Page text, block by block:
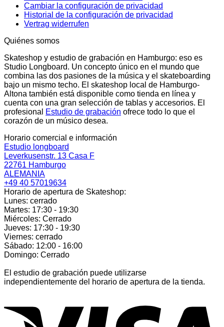
Cambiar la configuración de privacidad
Historial de la configuración de privacidad
Vertrag widerrufen
Quiénes somos
Skateshop y estudio de grabación en Hamburgo: eso es
Studio Longboard. Un concepto único en el mundo que
combina las dos pasiones de la música y el skateboarding
bajo un mismo techo. El skateshop local de Hamburgo-
Altona también está disponible como tienda en línea y
cuenta con una gran selección de tablas y accesorios. El
profesional
Estudio de grabación ofrece todo lo que el
corazón de un músico desea.
Horario comercial e información
Estudio longboard
Leverkusenstr. 13 Casa F
22761 Hamburgo
ALEMANIA
+49 40 57019634
Horario de apertura de Skateshop:
Lunes: cerrado
Martes: 17:30 - 19:30
Miércoles: Cerrado
Jueves: 17:30 - 19:30
Viernes: cerrado
Sábado: 12:00 - 16:00
Domingo: Cerrado
El estudio de grabación puede utilizarse
independientemente del horario de apertura de la tienda.